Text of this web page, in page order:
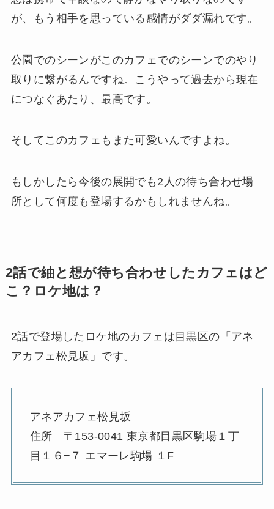
が、もう相手を思っている感情がダダ漏れです。
公園でのシーンがこのカフェでのシーンでのやり
取りに繋がるんですね。こうやって過去から現在
につなぐあたり、最高です。
そしてこのカフェもまた可愛いんですよね。
もしかしたら今後の展開でも2人の待ち合わせ場
所として何度も登場するかもしれませんね。
2話で紬と想が待ち合わせしたカフェはど
こ？ロケ地は？
2話で登場したロケ地のカフェは目黒区の「アネ
アカフェ松見坂」です。
アネアカフェ松見坂
住所 〒153-0041 東京都目黒区駒場１丁
目１６−７ エマーレ駒場 １F